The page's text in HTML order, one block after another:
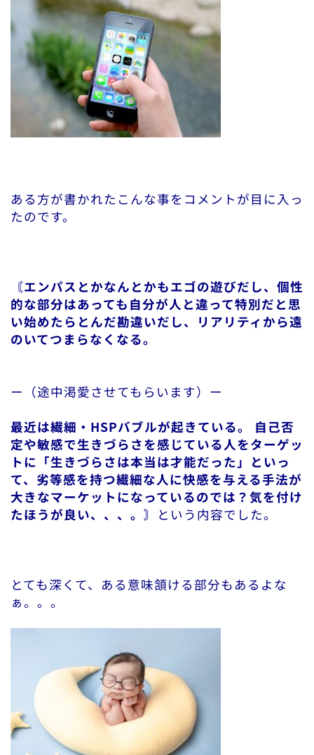
ある方が書かれたこんな事をコメントが目に入っ
たのです。
〘エンパスとかなんとかもエゴの遊びだし、個性
的な部分はあっても自分が人と違って特別だと思
い始めたらとんだ勘違いだし、リアリティから遠
のいてつまらなくなる。
ー（途中渇愛させてもらいます）ー
最近は繊細・HSPバブルが起きている。
自己否
定や敏感で生きづらさを感じている人をターゲッ
トに「生きづらさは本当は才能だった」といっ
て、劣等感を持つ繊細な人に快感を与える手法が
大きなマーケットになっているのでは？気を付け
たほうが良い、、、。〙 という内容でした。
とても深くて、ある意味頷ける部分もあるよな
ぁ。。。